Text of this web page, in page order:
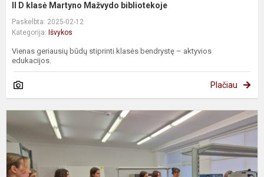
II D klasė Martyno Mažvydo bibliotekoje
Paskelbta: 2025-02-12
Kategorija: Išvykos
Vienas geriausių būdų stiprinti klasės bendrystę – aktyvios
edukacijos.
Plačiau